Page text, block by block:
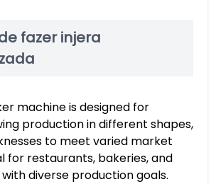
fazer injera
machine is designed for
production in different shapes,
to meet varied market
for restaurants, bakeries, and
diverse production goals.